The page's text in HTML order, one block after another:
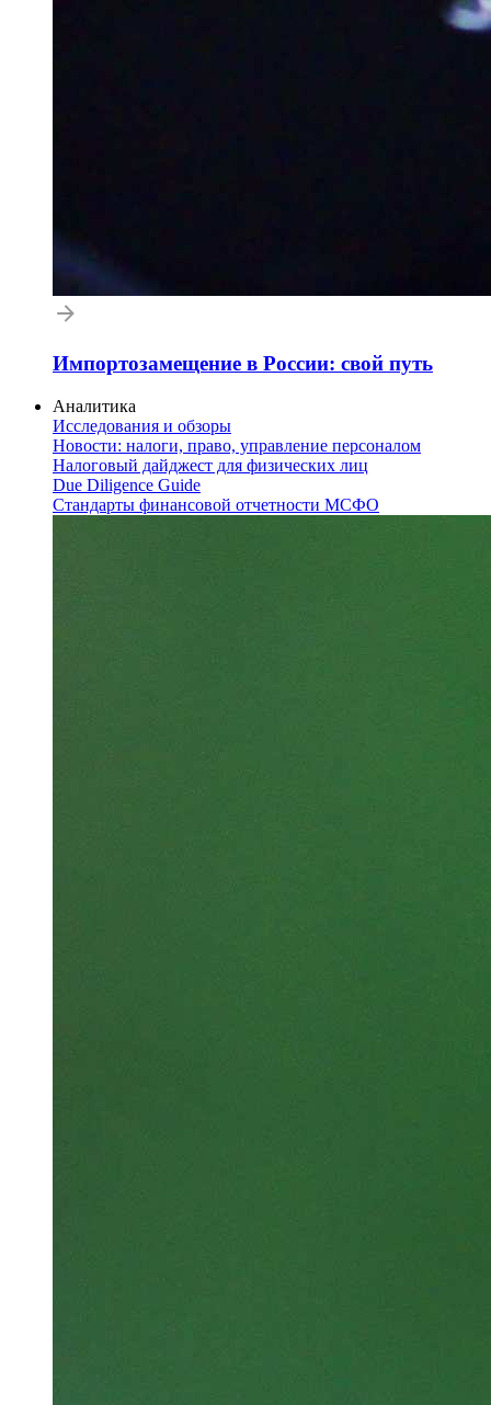
Импортозамещение в России: свой путь
Аналитика
Исследования и обзоры
Новости: налоги, право, управление персоналом
Налоговый дайджест для физических лиц
Due Diligence Guide
Стандарты финансовой отчетности МСФО